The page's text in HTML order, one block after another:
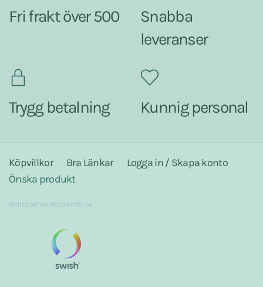
Fri frakt över 500
Snabba
leveranser
Trygg betalning Kunnig personal
Köpvillkor Bra Länkar
Logga in / Skapa konto
Önska produkt
WebbpartnerWebbproffs.se